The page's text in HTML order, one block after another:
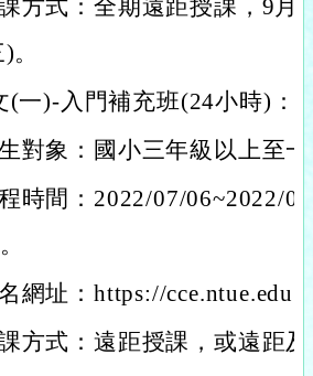
方式：全期遠距授課，9月
。
(一)-入門補充班(24小時)：
對象：國小三年級以上至
時間：2022/07/06~2022/
網址：https://
方式：遠距授課，或遠距